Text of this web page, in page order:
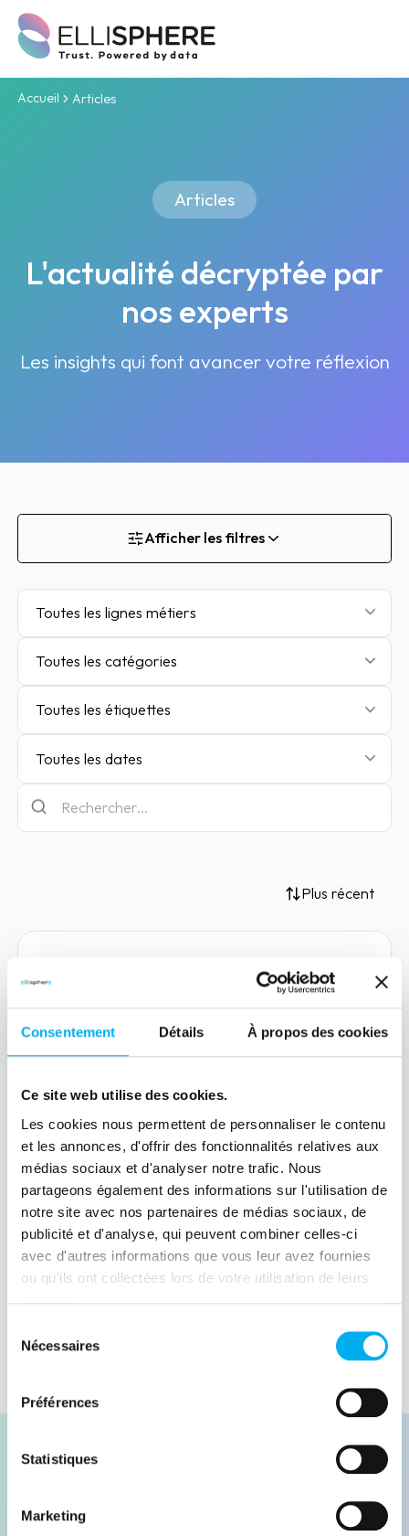
Consentement Détails À propos des cookies
Ce site web utilise des cookies.
Les cookies nous permettent de personnaliser le contenu
et les annonces, d'offrir des fonctionnalités relatives aux
médias sociaux et d'analyser notre trafic. Nous
partageons également des informations sur l'utilisation de
notre site avec nos partenaires de médias sociaux, de
publicité et d'analyse, qui peuvent combiner celles-ci
avec d'autres informations que vous leur avez fournies
ou qu'ils ont collectées lors de votre utilisation de leurs
Nécessaires
Préférences
Statistiques
Marketing
Accueil Articles
Articles
L'actualité décryptée par
nos experts
Les insights qui font avancer votre réflexion
Afficher les filtres
Toutes les lignes métiers
Toutes les catégories
Toutes les étiquettes
Toutes les dates
Plus récent
« L’IA va bientôt devenir aussi
invisible que l’électricité. »
Christophe Goudet, data-scientist chez
Ellisphere nous explique le rôle de la
data-science et de l'IA aujourd’hui et les
évolutions auxquelles va devoir faire
face le métier.
Lire la suite